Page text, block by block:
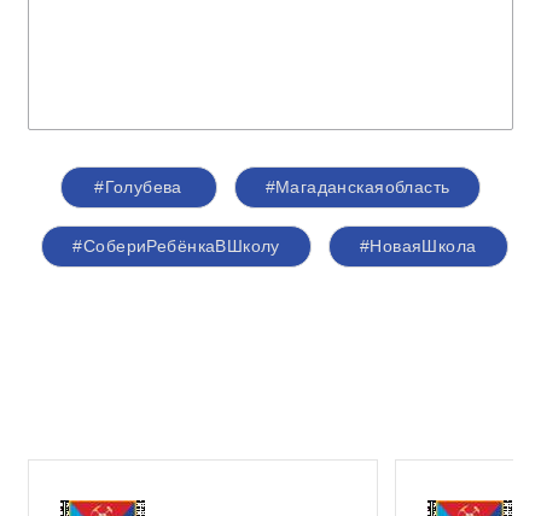
#Голубева #Магаданскаяобласть
#СобериРебёнкаВШколу #НоваяШкола